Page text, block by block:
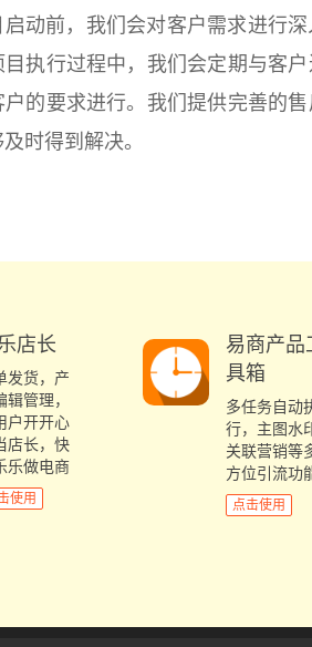
启动前，我们会对客户需求进行
目执行过程中，我们会定期与客
户的要求进行。我们提供完善的
时得到解决。
店长
发货，产
辑管理，
户开开心
店长，快
乐做电商
使用
易商产品
具箱
多任务自动
行，主图水
关联营销等
方位引流功
点击使用